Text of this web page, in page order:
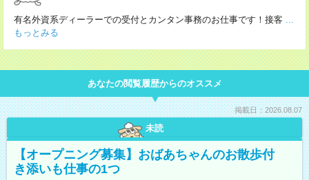
有名外資系ディーラーでの受付とカンタン事務のお仕事です！接客 ...
もっとみる
あなたの閲覧履歴からのオススメ
掲載日：2026.08.07
未読
【オープニング募集】おばあちゃんのお散歩付
き添いも仕事の1つ